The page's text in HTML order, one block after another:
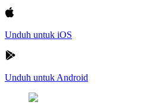
Unduh untuk iOS
Unduh untuk Android